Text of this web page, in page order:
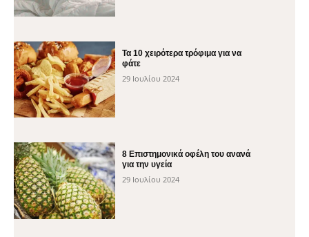
Τα 10 χειρότερα τρόφιμα για να
φάτε
29 Ιουλίου 2024
8 Επιστημονικά οφέλη του ανανά
για την υγεία
29 Ιουλίου 2024